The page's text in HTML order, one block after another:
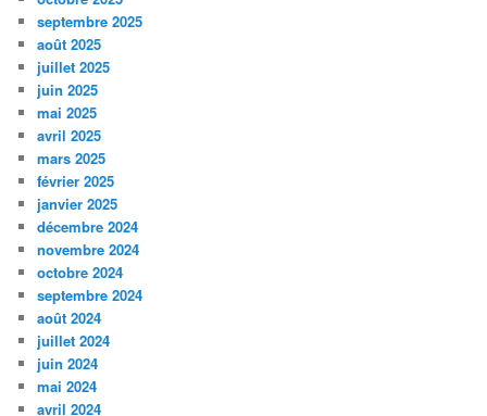
septembre 2025
août 2025
juillet 2025
juin 2025
mai 2025
avril 2025
mars 2025
février 2025
janvier 2025
décembre 2024
novembre 2024
octobre 2024
septembre 2024
août 2024
juillet 2024
juin 2024
mai 2024
avril 2024